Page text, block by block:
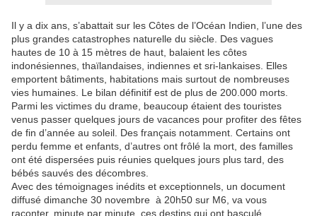
Il y a dix ans, s’abattait sur les Côtes de l’Océan Indien, l’une des
plus grandes catastrophes naturelle du siècle. Des vagues
hautes de 10 à 15 mètres de haut, balaient les côtes
indonésiennes, thaïlandaises, indiennes et sri-lankaises. Elles
emportent bâtiments, habitations mais surtout de nombreuses
vies humaines. Le bilan définitif est de plus de 200.000 morts.
Parmi les victimes du drame, beaucoup étaient des touristes
venus passer quelques jours de vacances pour profiter des fêtes
de fin d’année au soleil. Des français notamment. Certains ont
perdu femme et enfants, d’autres ont frôlé la mort, des familles
ont été dispersées puis réunies quelques jours plus tard, des
bébés sauvés des décombres.
Avec des témoignages inédits et exceptionnels, un document
diffusé dimanche 30 novembre à 20h50 sur M6, va vous
raconter, minute par minute, ces destins qui ont basculé.